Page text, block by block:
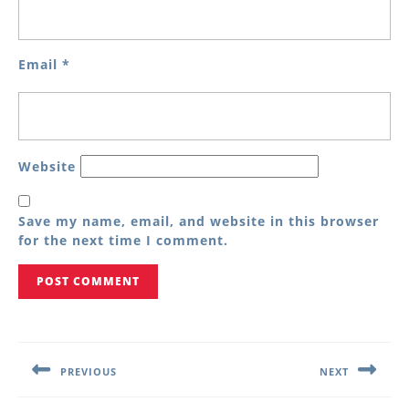
Email *
Website
Save my name, email, and website in this browser
for the next time I comment.
PREVIOUS NEXT